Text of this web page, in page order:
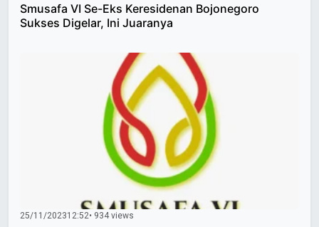
Smusafa VI Se-Eks Keresidenan Bojonegoro
Sukses Digelar, Ini Juaranya
25/11/202312:52• 934 views